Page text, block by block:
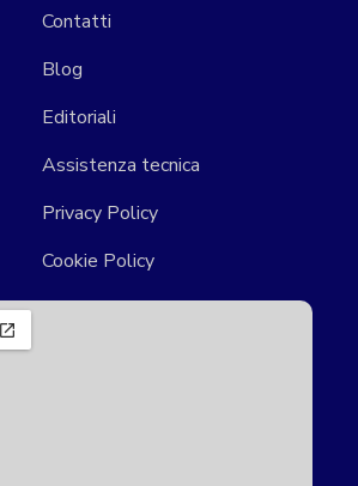
Contatti
Blog
Editoriali
Assistenza tecnica
Privacy Policy
Cookie Policy